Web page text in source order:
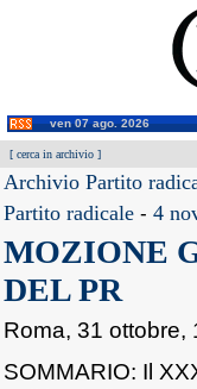
ven 07 ago. 2026
[ cerca in archivio ]
Archivio Partito
Partito radicale - 4
MOZIONE
DEL PR
Roma, 31 ottobre,
SOMMARIO: Il